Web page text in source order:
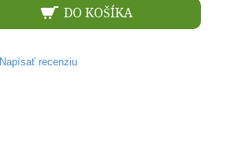
DO KOŠÍKA
Napísať recenziu